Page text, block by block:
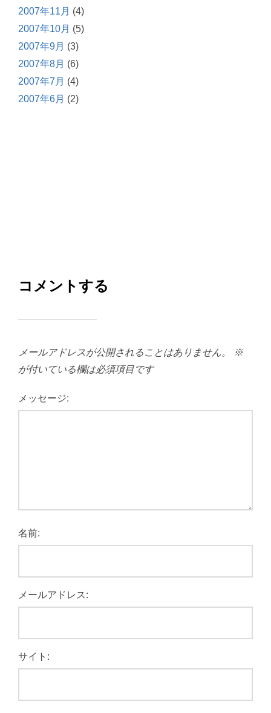
2007年11月 (4)
2007年10月 (5)
2007年9月 (3)
2007年8月 (6)
2007年7月 (4)
2007年6月 (2)
コメントする
メールアドレスが公開されることはありません。
※
が付いている欄は必須項目です
メッセージ:
名前:
メールアドレス:
サイト: